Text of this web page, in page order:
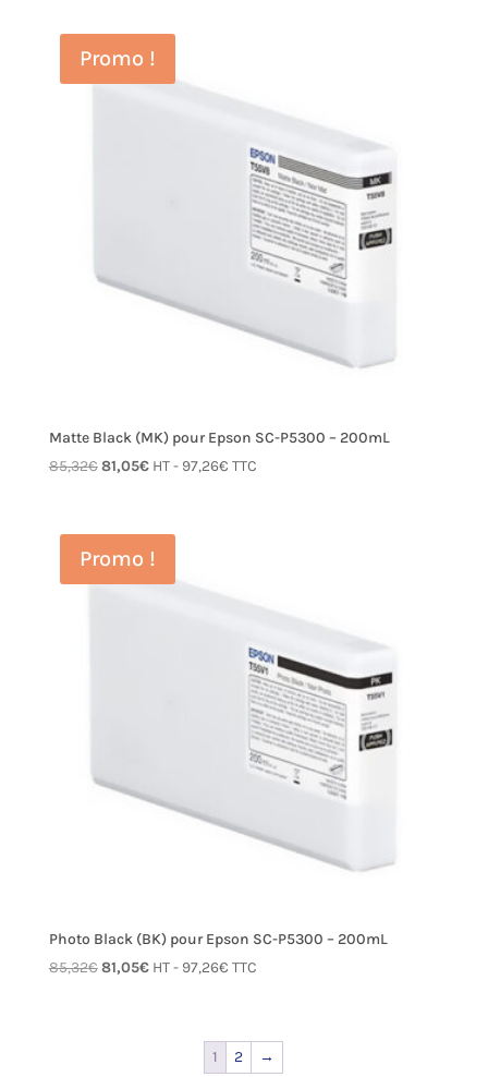
était :
85,32€.
est :
81,05€.
Promo !
Matte Black (MK) pour Epson SC-P5300 – 200mL
85,32€Le
était :
85,32€.
81,05€Le
est :
81,05€.
HT - 97,26€ TTC
Promo !
Photo Black (BK) pour Epson SC-P5300 – 200mL
85,32€Le
81,05€LeHT - 97,26€ TTC
1 2 →